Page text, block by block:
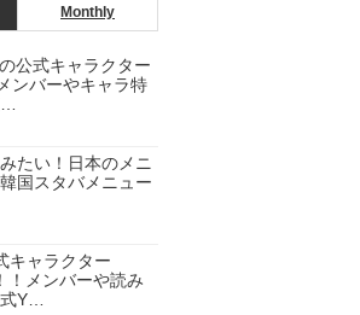
Monthly
公式キャラクター
ンバーやキャラ特
たい！日本のメニ
国スタバメニュー
キャラクター
！メンバーや読み
Y…